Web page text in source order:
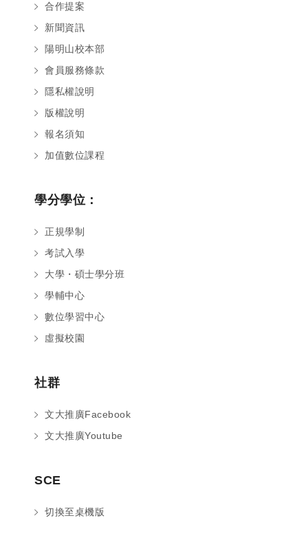
合作提案
新聞資訊
陽明山校本部
會員服務條款
隱私權說明
版權說明
報名須知
加值數位課程
學分學位：
正規學制
考試入學
大學・碩士學分班
學輔中心
數位學習中心
虛擬校園
社群
文大推廣Facebook
文大推廣Youtube
SCE
切換至桌機版